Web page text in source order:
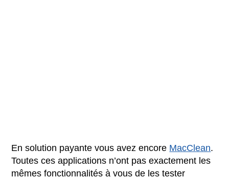
En solution payante vous avez encore MacClean.
Toutes ces applications n’ont pas exactement les
mêmes fonctionnalités à vous de les tester